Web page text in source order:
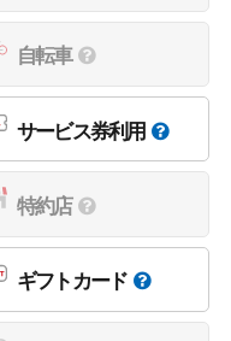
自転車
サービス券利用
特約店
ギフトカード